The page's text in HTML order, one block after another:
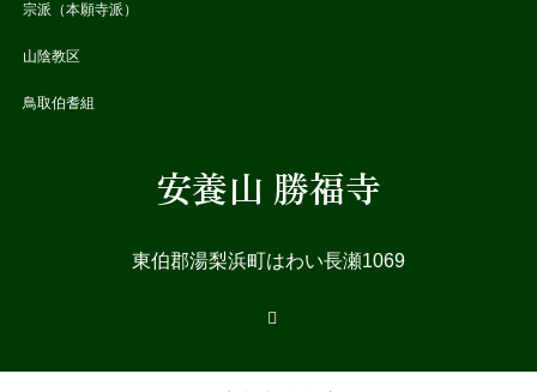
宗派（本願寺派）
山陰教区
鳥取伯耆組
安養山 勝福寺
東伯郡湯梨浜町はわい長瀬1069